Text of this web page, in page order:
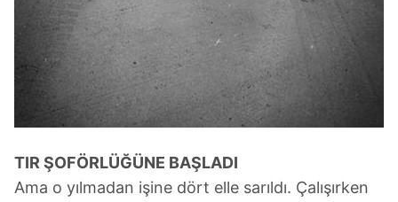
TIR ŞOFÖRLÜĞÜNE BAŞLADI
Ama o yılmadan işine dört elle sarıldı. Çalışırken